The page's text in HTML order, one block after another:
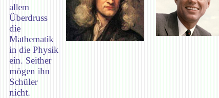
allem
Überdruss
die
Mathematik
in die Physik
ein. Seither
mögen ihn
Schüler
nicht.